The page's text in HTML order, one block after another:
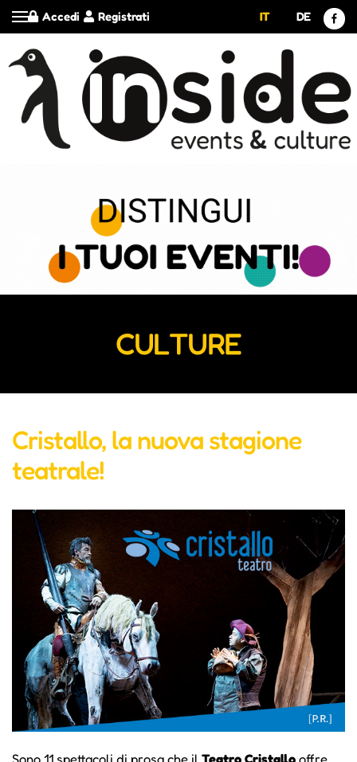
Registrati
Accedi IT DE
CULTURE
Cristallo, la nuova stagione
teatrale!
Sono 11 spettacoli di prosa che il Teatro Cristallo offre